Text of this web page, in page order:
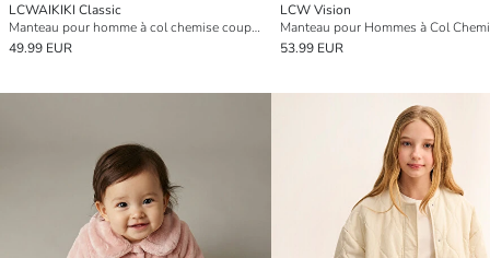
LCWAIKIKI Classic
Manteau pour homme à col chemise coupe régulière
49.99 EUR
LCW Vision
53.99 EUR